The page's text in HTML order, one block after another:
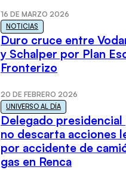
16 DE MARZO 2026
NOTICIAS
Duro cruce entre
y Schalper por Plan
Fronterizo
20 DE FEBRERO 2026
UNIVERSO AL DÍA
Delegado presidencial
no descarta acciones
por accidente de
gas en Renca